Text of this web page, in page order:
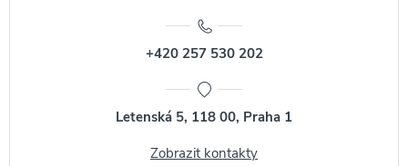
+420 257 530 202
Letenská 5, 118 00, Praha 1
Zobrazit kontakty